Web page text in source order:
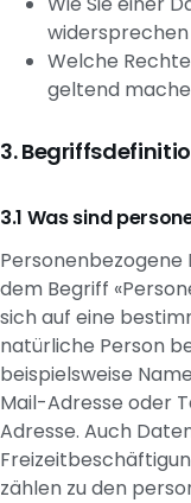
Welche
geltend
Was sind
dem Begriff
sich auf eine
natürliche Person
beispielsweise
Mail-Adresse oder
Adresse. Auch
zählen zu den